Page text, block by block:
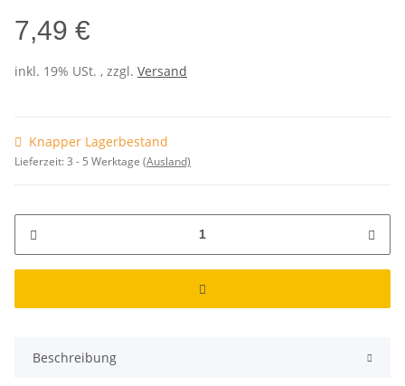
7,49 €
inkl. 19% USt. , zzgl. Versand
Knapper Lagerbestand
Lieferzeit:3 - 5 Werktage (Ausland)
Beschreibung